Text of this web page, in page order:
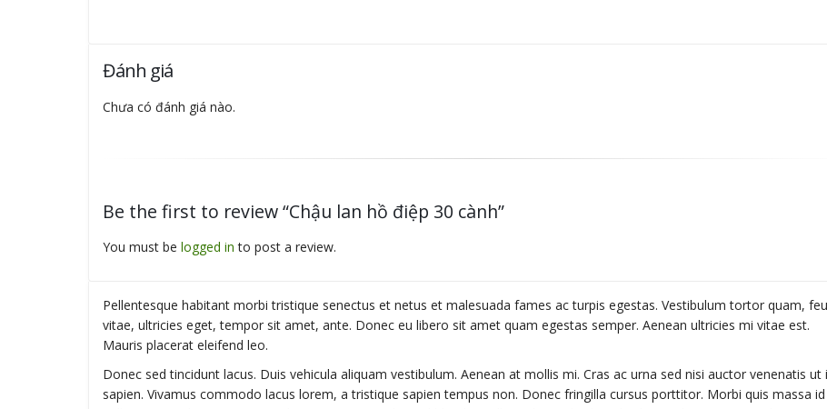
Đánh giá
Chưa có đánh giá nào.
Be the first to review “Chậu lan hồ điệp 30 cành”
You must be logged in to post a review.
Pellentesque habitant morbi tristique senectus et netus et malesuada fames ac turpis egestas. Vestibulum tortor quam,
vitae, ultricies eget, tempor sit amet, ante. Donec eu libero sit amet quam egestas semper. Aenean ultricies mi vitae est.
Mauris placerat eleifend leo.
Donec sed tincidunt lacus. Duis vehicula aliquam vestibulum. Aenean at mollis mi. Cras ac urna sed nisi auctor venenatis ut
sapien. Vivamus commodo lacus lorem, a tristique sapien tempus non. Donec fringilla cursus porttitor. Morbi quis massa